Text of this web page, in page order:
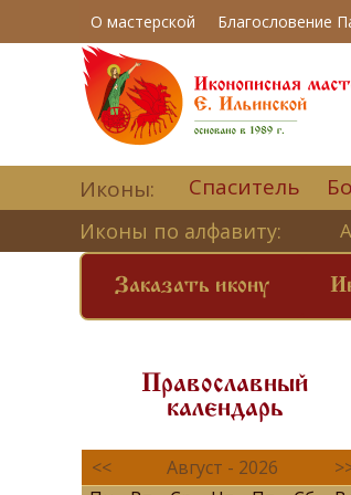
О мастерской Благословение
Иконы: Спаситель
Иконы по алфавиту: А
Заказать икону
Православный
календарь
<< Август - 2026